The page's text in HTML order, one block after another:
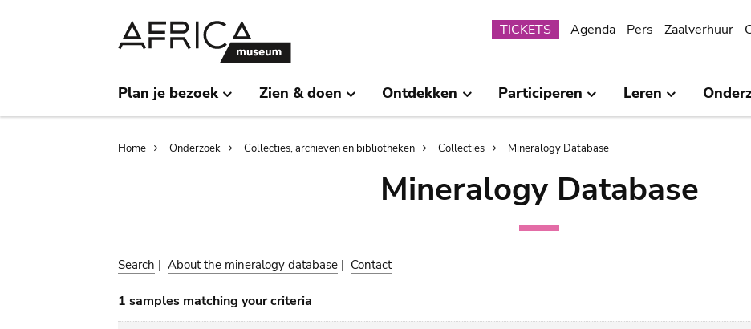
Submenu
TICKETS Agenda Pers Zaalverhuur
Plan je bezoek Zien & doen Ontdekken Participeren Leren
Breadcrumb
Home Onderzoek Collecties, archieven en bibliotheken Collecties Mineralogy Database
Mineralogy Database
Search | About the mineralogy database | Contact
1 samples matching your criteria